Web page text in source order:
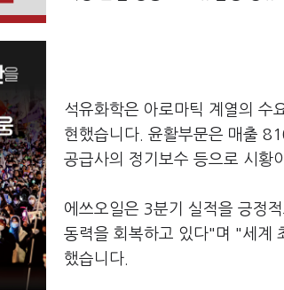
석유화학은 아로마틱 계열의 수
현했습니다. 윤활부문은 매출
공급사의 정기보수 등으로 시황
에쓰오일은 3분기 실적을 긍정
동력을 회복하고 있다"며 "세계
했습니다.